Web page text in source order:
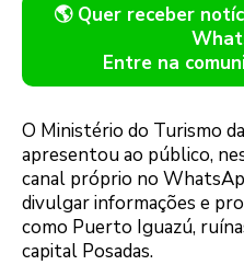
🌎 Quer receber
Entre na
O Ministério do Turismo
apresentou ao público,
canal próprio no
divulgar informações e
como Puerto Iguazú,
capital Posadas.